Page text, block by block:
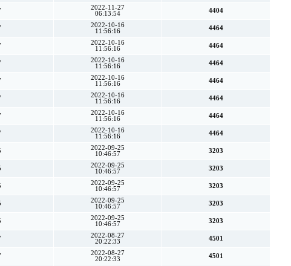
2022-11-27
06:13:54
4404
2022-10-16
11:56:16
4464
2022-10-16
11:56:16
4464
2022-10-16
11:56:16
4464
2022-10-16
11:56:16
4464
2022-10-16
11:56:16
4464
2022-10-16
11:56:16
4464
2022-10-16
11:56:16
4464
2022-09-25
10:46:57
3203
2022-09-25
10:46:57
3203
2022-09-25
10:46:57
3203
2022-09-25
10:46:57
3203
2022-09-25
10:46:57
3203
2022-08-27
20:22:33
4501
2022-08-27
20:22:33
4501